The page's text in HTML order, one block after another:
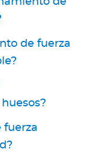
de fuerza
fuerza